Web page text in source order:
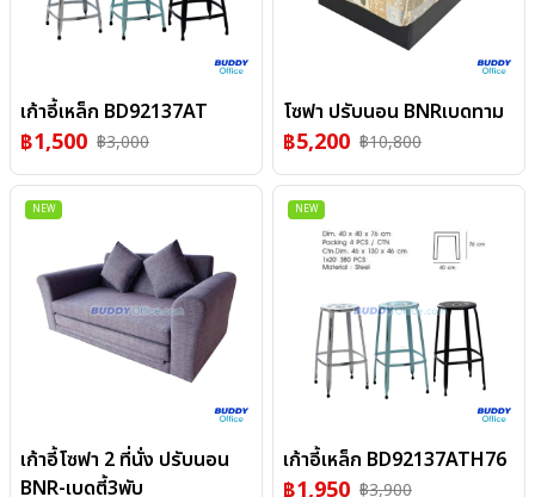
เก้าอี้เหล็ก BD92137AT
฿1,500 ฿3,000
โซฟา ปรับนอน BNRเบดทาม
฿5,200 ฿10,800
NEW
เก้าอี้โซฟา 2 ที่นั่ง ปรับนอน
BNR-เบดตี้3พับ
NEW
เก้าอี้เหล็ก BD92137ATH76
฿1,950 ฿3,900